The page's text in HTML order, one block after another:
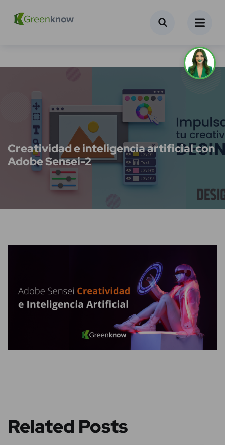
Creatividad e inteligencia artificial con
Adobe Sensei-2
Related Posts